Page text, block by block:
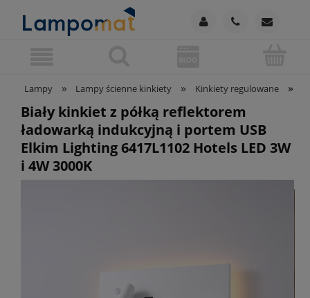
Lampy » Lampy ścienne kinkiety » Kinkiety regulowane »
Biały kinkiet z półką reflektorem
ładowarką indukcyjną i portem USB
Elkim Lighting 6417L1102 Hotels LED 3W
i 4W 3000K